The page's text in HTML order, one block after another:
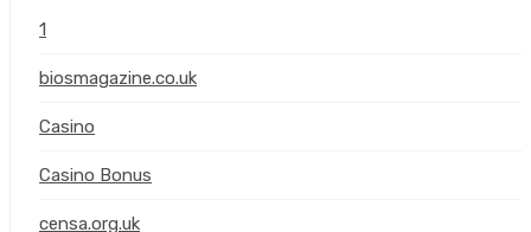
1
biosmagazine.co.uk
Casino
Casino Bonus
censa.org.uk